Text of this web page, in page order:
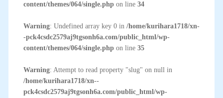
content/themes/064/single.phpon line 34
Warning: Undefined array key 0 in /home/kurihara1718/xn-
-pck4csdc2579aj9tgsonh6a.com/public_html/wp-
content/themes/064/single.phpon line 35
Warning: Attempt to read property "slug" on null in
/home/kurihara1718/xn--
pck4csdc2579aj9tgsonh6a.com/public_html/wp-